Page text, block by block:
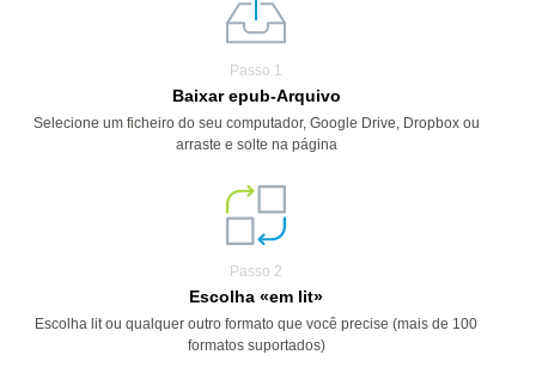
Passo 1
Baixar epub-Arquivo
Selecione um ficheiro do seu computador, Google Drive, Dropbox ou
arraste e solte na página
Passo 2
Escolha «em lit»
Escolha lit ou qualquer outro formato que você precise (mais de 100
formatos suportados)